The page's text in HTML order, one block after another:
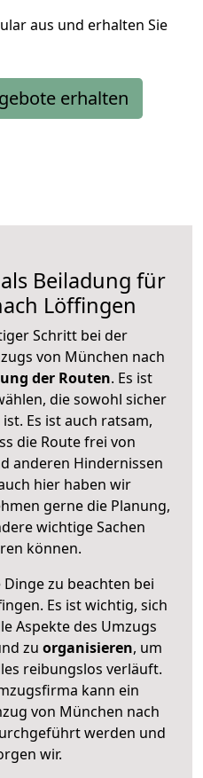
aus und erhalten Sie
erhalten
Beiladung für
Löffingen
Schritt bei der
von München nach
der Routen. Es ist
die sowohl sicher
ist. Es ist auch ratsam,
die Route frei von
anderen Hindernissen
hier haben wir
gerne die Planung,
wichtige Sachen
können.
zu beachten bei
Es ist wichtig, sich
Aspekte des Umzugs
zu organisieren, um
reibungslos verläuft.
kann ein
von München nach
werden und
wir.